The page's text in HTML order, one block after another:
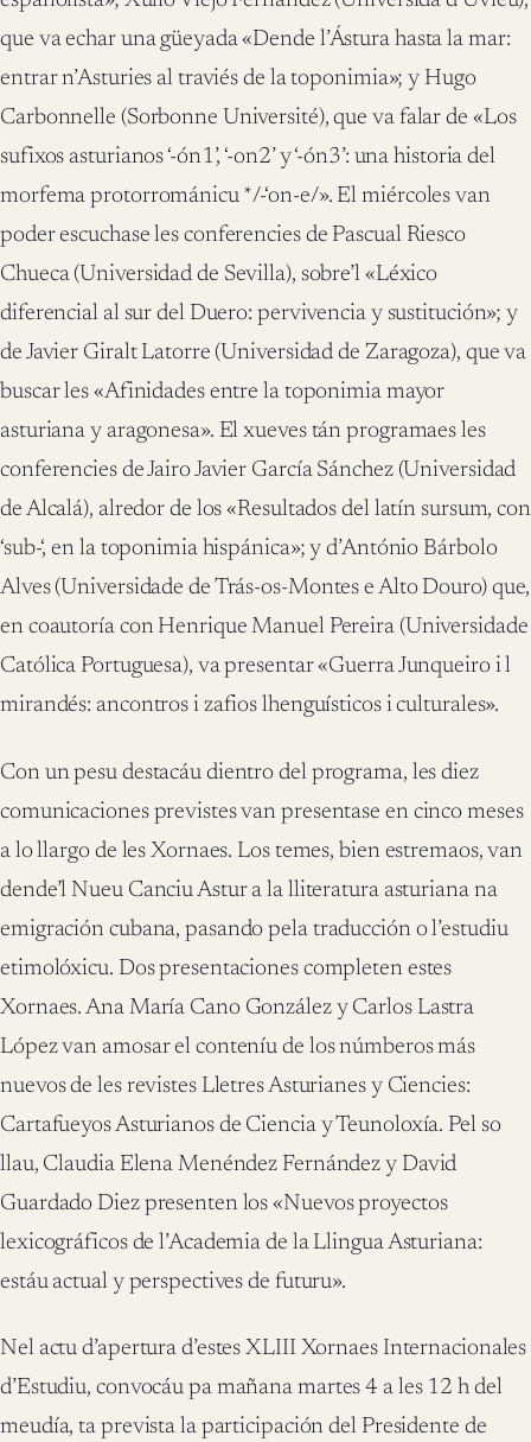
que va echar una güeyada «Dende l’Ástura hasta la mar:
entrar n’Asturies al traviés de la toponimia»; y Hugo
Carbonnelle (Sorbonne Université), que va falar de «Los
sufixos asturianos ‘-ón1’, ‘-on2’ y ‘-ón3’: una historia del
morfema protorrománicu */-‘on-e/». El miércoles van
poder escuchase les conferencies de Pascual Riesco
Chueca (Universidad de Sevilla), sobre’l «Léxico
diferencial al sur del Duero: pervivencia y sustitución»; y
de Javier Giralt Latorre (Universidad de Zaragoza), que va
buscar les «Afinidades entre la toponimia mayor
asturiana y aragonesa». El xueves tán programaes les
conferencies de Jairo Javier García Sánchez (Universidad
de Alcalá), alredor de los «Resultados del latín sursum, con
‘sub-‘, en la toponimia hispánica»; y d’António Bárbolo
Alves (Universidade de Trás-os-Montes e Alto Douro) que,
en coautoría con Henrique Manuel Pereira (Universidade
Católica Portuguesa), va presentar «Guerra Junqueiro i l
mirandés: ancontros i zafios lhenguísticos i culturales».
Con un pesu destacáu dientro del programa, les diez
comunicaciones previstes van presentase en cinco meses
a lo llargo de les Xornaes. Los temes, bien estremaos, van
dende’l Nueu Canciu Astur a la lliteratura asturiana na
emigración cubana, pasando pela traducción o l’estudiu
etimolóxicu. Dos presentaciones completen estes
Xornaes. Ana María Cano González y Carlos Lastra
López van amosar el conteníu de los númberos más
nuevos de les revistes Lletres Asturianes y Ciencies:
Cartafueyos Asturianos de Ciencia y Teunoloxía. Pel so
llau, Claudia Elena Menéndez Fernández y David
Guardado Diez presenten los «Nuevos proyectos
lexicográficos de l’Academia de la Llingua Asturiana:
estáu actual y perspectives de futuru».
Nel actu d’apertura d’estes XLIII Xornaes Internacionales
d’Estudiu, convocáu pa mañana martes 4 a les 12 h del
meudía, ta prevista la participación del Presidente de